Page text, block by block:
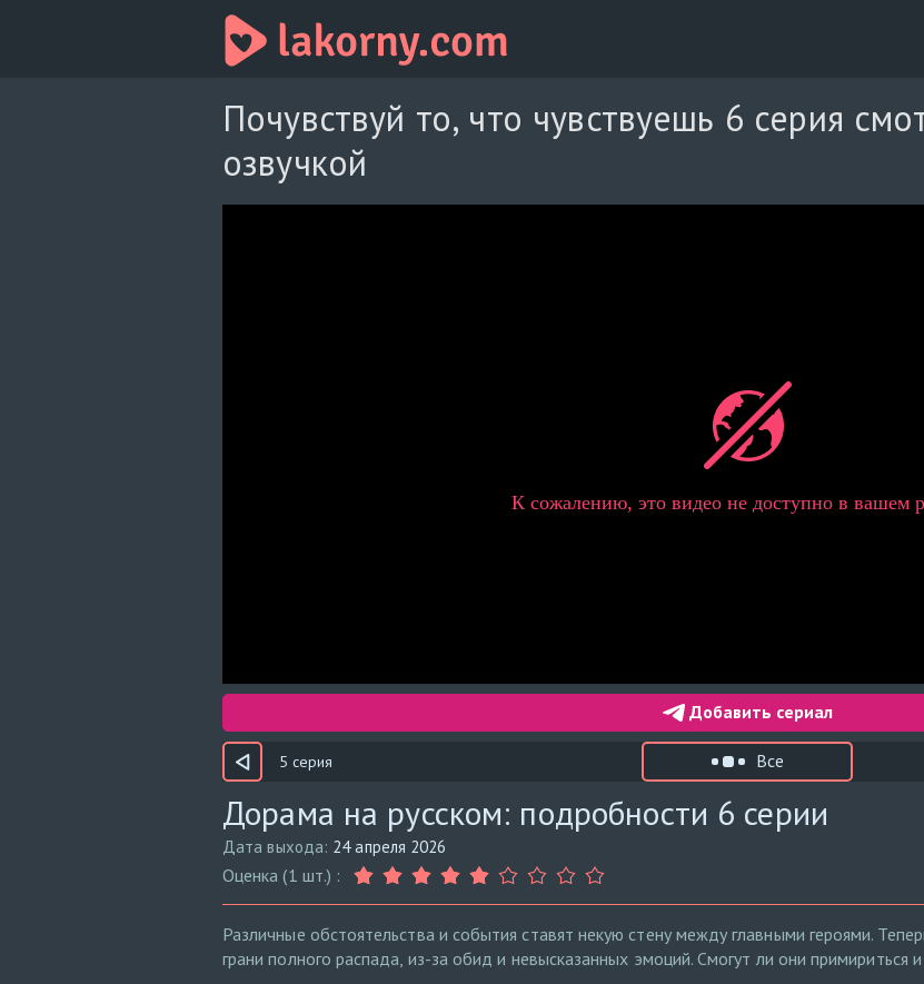
Почувствуй то, что чувствуешь 6 серия
озвучкой
Добавить сериал
5 серия Все
Дорама на русском: подробности 6 серии
Дата выхода: 24 апреля 2026
Оценка (1 шт.) :
Различные обстоятельства и события ставят некую стену между главными героями.
грани полного распада, из-за обид и невысказанных эмоций. Смогут ли они примириться